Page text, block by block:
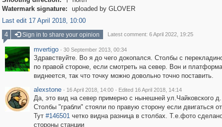
Watermark signature:
uploaded by GLOVER
Last edit 17 April 2018, 10:00
4
Sign in to share your opinion Latest comment: 6 April 2022, 19:25
mvertigo · 30 September 2013, 00:34
Здравствуйте. Во я до чего докопался. Столбы с
по правой стороне, если смотреть на север. Вон и платформа
виднеется, так что точку можно довольно точно поставить.
alexstone · 16 April 2018, 14:00 · Edited 16 April 2018, 14:14
Да, это вид на север примерно с нынешней ул.Чайковского
Столбы "грабли" стояли по правую сторону если двигаться
Тут #146501четко видна разница в столбах. Т.е.фото
стороны станции